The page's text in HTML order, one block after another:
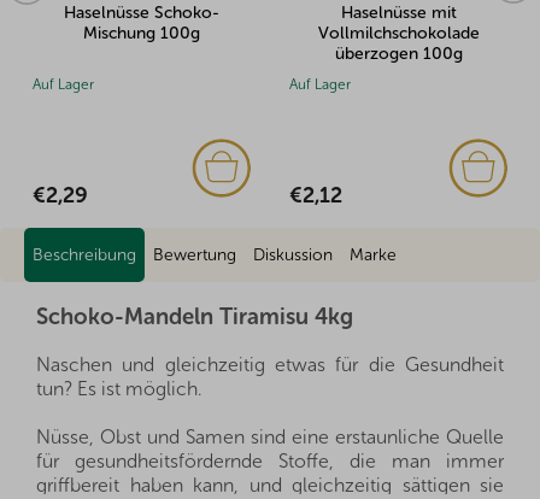
Haselnüsse mit
Vollmilchschokolade
Auf Lager
€2,12
Kirschen mit Kirschjoghurt
überzogen 100g
Auf Lager
€2,56
Beschreibung Bewertung Diskussion Marke
Schoko-Mandeln Tiramisu 4kg
Naschen und gleichzeitig etwas für die Gesundheit
tun? Es ist möglich.
Nüsse, Obst und Samen sind eine erstaunliche Quelle
für gesundheitsfördernde Stoffe, die man immer
griffbereit haben kann, und gleichzeitig sättigen sie